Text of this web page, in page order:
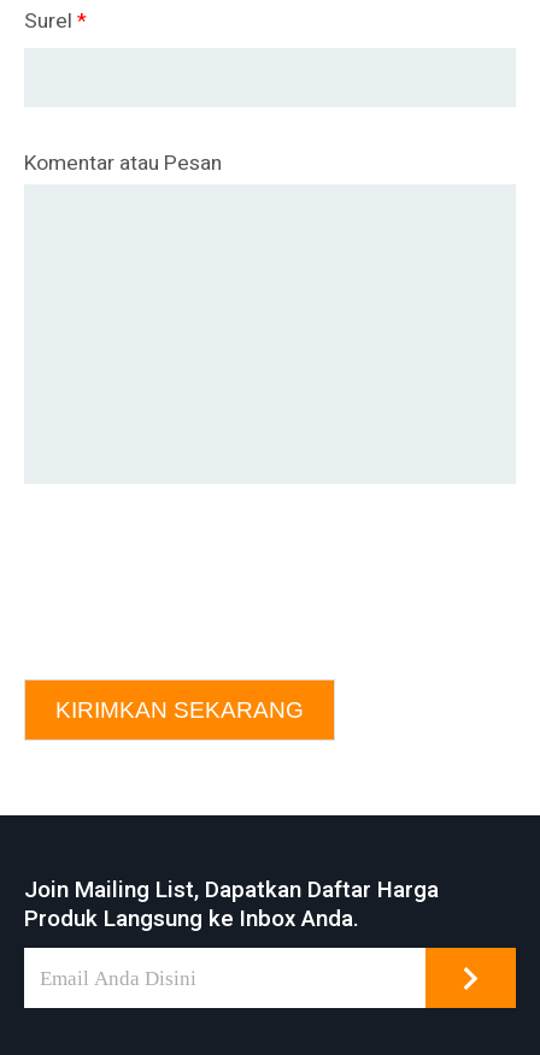
Surel *
Komentar atau Pesan
KIRIMKAN SEKARANG
Join Mailing List, Dapatkan Daftar Harga
Produk Langsung ke Inbox Anda.